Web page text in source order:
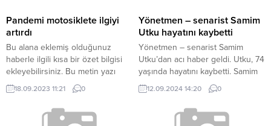
Neslihan Atagül, adeta
söylentilere kulak tıkamıştı.
Söylentilerin ve skandal
görüntülerin üzerinden henüz 1
yıl geçmişti ki...
sistem üzerinden, çağrı
merkezinden, PTT ile ya da E-kart
ve...
Pandemi motosiklete ilgiyi
artırdı
Bu alana eklemiş olduğunuz
haberle ilgili kısa bir özet bilgisi
ekleyebilirsiniz. Bu metin yazı
düzenleme sayfasında “Özet”
bölümünden eklenebilir. Özet
eklenmişse başlık altında kalın
olarak bu şekilde gösterilir,
18.09.2023 11:21 0
Yönetmen – senarist Samim
Utku hayatını kaybetti
Yönetmen – senarist Samim
Utku’dan acı haber geldi. Utku, 74
yaşında hayatını kaybetti. Samim
Utku’nun cenazesi, yarın
İstanbul’da defnedilecek. Samim
Utku, aralarında ‘Üvey Baba’nın
da olduğu birçok dizinin
12.09.2024 14:20 0